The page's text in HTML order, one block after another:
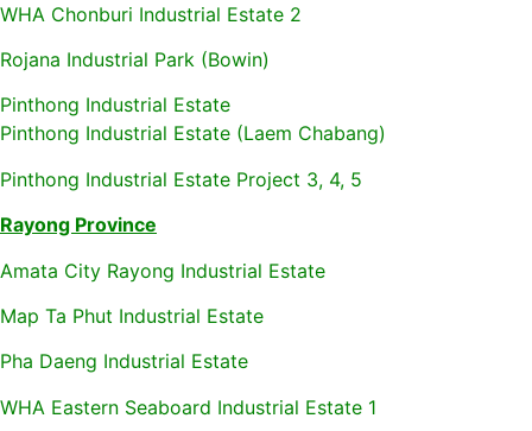
WHA Chonburi Industrial Estate 2
Rojana Industrial Park (Bowin)
Pinthong Industrial Estate
Pinthong Industrial Estate (Laem Chabang)
Pinthong Industrial Estate Project 3, 4, 5
Rayong Province
Amata City Rayong Industrial Estate
Map Ta Phut Industrial Estate
Pha Daeng Industrial Estate
WHA Eastern Seaboard Industrial Estate 1